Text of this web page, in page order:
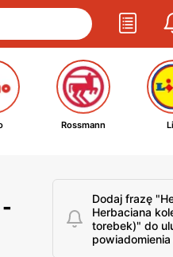
Rossmann
Dodaj frazę
Herbaciana
torebek)" do